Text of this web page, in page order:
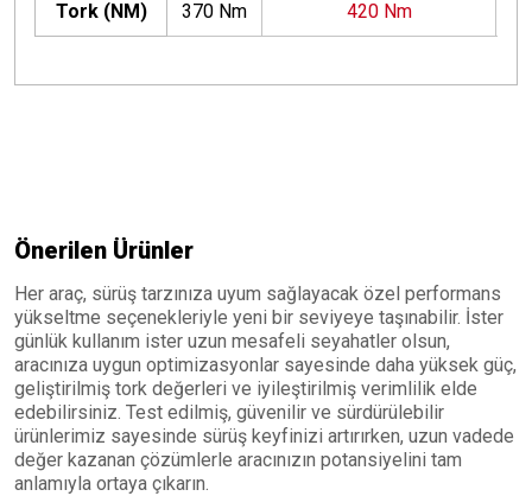
Tork (NM) 370 Nm 420 Nm
Önerilen Ürünler
Her araç, sürüş tarzınıza uyum sağlayacak özel performans
yükseltme seçenekleriyle yeni bir seviyeye taşınabilir. İster
günlük kullanım ister uzun mesafeli seyahatler olsun,
aracınıza uygun optimizasyonlar sayesinde daha yüksek güç,
geliştirilmiş tork değerleri ve iyileştirilmiş verimlilik elde
edebilirsiniz. Test edilmiş, güvenilir ve sürdürülebilir
ürünlerimiz sayesinde sürüş keyfinizi artırırken, uzun vadede
değer kazanan çözümlerle aracınızın potansiyelini tam
anlamıyla ortaya çıkarın.